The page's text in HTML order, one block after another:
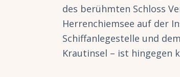
des berühmten Schloss
Herrenchiemsee auf der
Schiffanlegestelle und
Krautinsel – ist hingegen